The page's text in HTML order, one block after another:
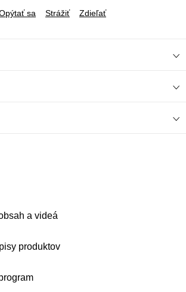
sa
Strážiť Zdieľať
a videá
produktov